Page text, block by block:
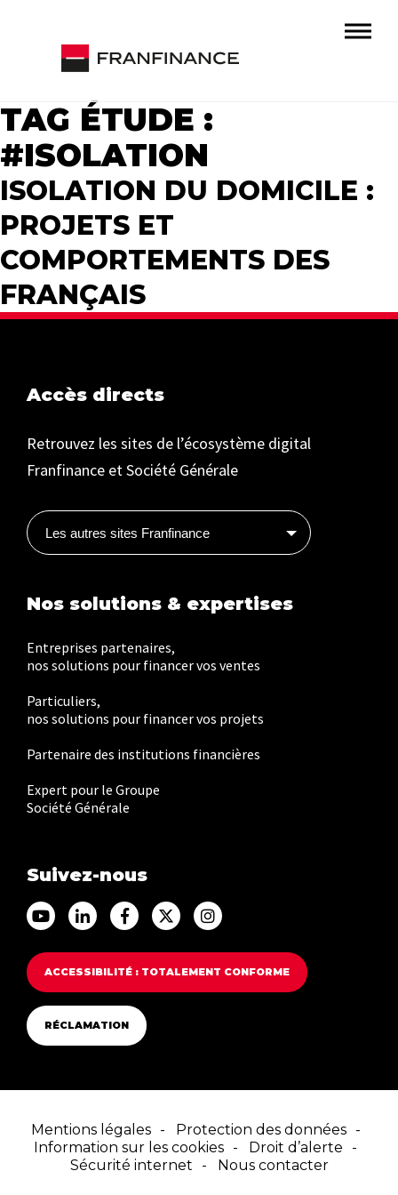
TAG ÉTUDE :
#ISOLATION
ISOLATION DU DOMICILE :
PROJETS ET
COMPORTEMENTS DES
FRANÇAIS
Accès directs
Retrouvez les sites de l’écosystème digital
Franfinance et Société Générale
Les autres sites Franfinance
Nos solutions & expertises
Entreprises partenaires,
nos solutions pour financer vos ventes
Particuliers,
nos solutions pour financer vos projets
Partenaire des institutions financières
Expert pour le Groupe
Société Générale
Suivez-nous
Accéder au Youtube Franfinance
Accéder au Linkedin Franfinance
Accéder au Facebook Franfinance
Accéder au Twitter
Accéder au Instagram
ACCESSIBILITÉ : TOTALEMENT CONFORME
RÉCLAMATION
Mentions légales
Protection des données
Information sur les cookies
Droit d’alerte
Sécurité internet
Nous contacter